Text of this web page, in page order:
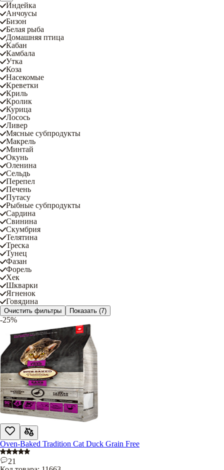
Индейка
Анчоусы
Бизон
Белая рыба
Домашняя птица
Кабан
Камбала
Утка
Коза
Насекомые
Креветки
Криль
Кролик
Курица
Лосось
Ливер
Мясные субпродукты
Макрель
Минтай
Окунь
Оленина
Сельдь
Перепел
Печень
Путасу
Рыбные субпродукты
Сардина
Свинина
Скумбрия
Телятина
Треска
Тунец
Фазан
Форель
Хек
Шкварки
Ягненок
Говядина
Очистить фильтры Показать (7)
-25%
Oven-Baked Tradition Cat Duck Grain Free
21